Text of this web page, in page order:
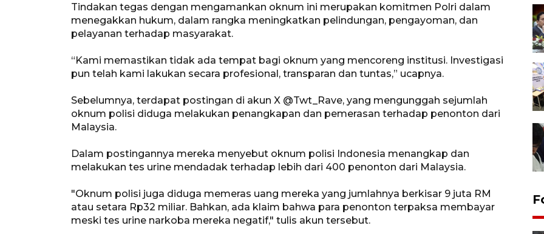
Tindakan tegas dengan mengamankan oknum ini merupakan komitmen Polri dalam
menegakkan hukum, dalam rangka meningkatkan pelindungan, pengayoman, dan
pelayanan terhadap masyarakat.
“Kami memastikan tidak ada tempat bagi oknum yang mencoreng institusi. Investigasi
pun telah kami lakukan secara profesional, transparan dan tuntas,” ucapnya.
Sebelumnya, terdapat postingan di akun X @Twt_Rave, yang mengunggah sejumlah
oknum polisi diduga melakukan penangkapan dan pemerasan terhadap penonton dari
Malaysia.
Dalam postingannya mereka menyebut oknum polisi Indonesia menangkap dan
melakukan tes urine mendadak terhadap lebih dari 400 penonton dari Malaysia.
"Oknum polisi juga diduga memeras uang mereka yang jumlahnya berkisar 9 juta RM
atau setara Rp32 miliar. Bahkan, ada klaim bahwa para penonton terpaksa membayar
meski tes urine narkoba mereka negatif," tulis akun tersebut.
Distribusi bantuan mesin
pertanian di Kediri